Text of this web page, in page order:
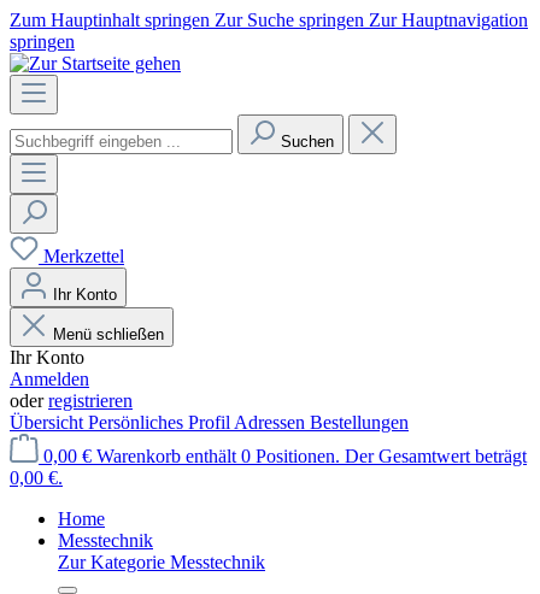
Zum Hauptinhalt springen Zur Suche springen Zur Hauptnavigation
springen
Suchen
Merkzettel
Ihr Konto
Menü schließen
Ihr Konto
Anmelden
oderregistrieren
Übersicht Persönliches Profil Adressen Bestellungen
0,00 € Warenkorb enthält 0 Positionen. Der Gesamtwert beträgt
0,00 €.
Home
Messtechnik
Zur Kategorie Messtechnik